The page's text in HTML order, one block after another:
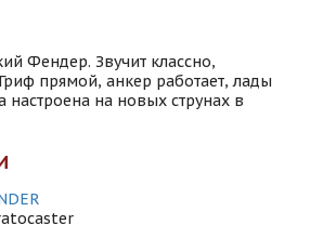
Фендер. Звучит классно,
прямой, анкер работает, лады
настроена на новых струнах в